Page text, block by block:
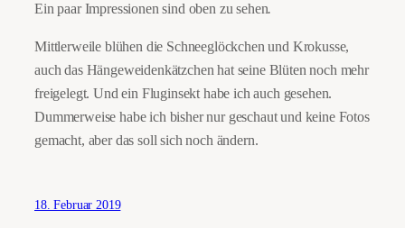
Ein paar Impressionen sind oben zu sehen.
Mittlerweile blühen die Schneeglöckchen und Krokusse,
auch das Hängeweidenkätzchen hat seine Blüten noch mehr
freigelegt. Und ein Fluginsekt habe ich auch gesehen.
Dummerweise habe ich bisher nur geschaut und keine Fotos
gemacht, aber das soll sich noch ändern.
18. Februar 2019